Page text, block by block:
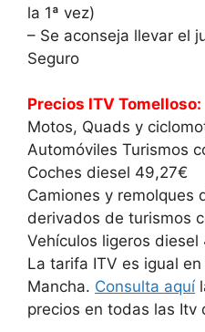
la 1ª vez)
– Se aconseja llevar el
Seguro
Precios ITV Tomelloso:
Motos, Quads y
Automóviles Turismos
Coches diesel 49,27€
Camiones y remolques
derivados de turismos
Vehículos ligeros diesel
La tarifa ITV es igual
Mancha. Consulta aquí
precios en todas las Itv